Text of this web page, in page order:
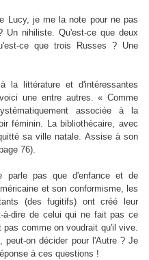
Lucy, je me la note pour ne pas
Un nihiliste. Qu'est-ce que deux
ce que trois Russes ? Une
la littérature et d'intéressantes
une entre autres. « Comme
associée à la
féminin. La bibliothécaire, avec
sa ville natale. Assise à son
76).
parle pas que d'enfance et de
et son conformisme, les
(des fugitifs) ont créé leur
à-dire de celui qui ne fait pas ce
comme on voudrait qu'il vive.
peut-on décider pour l'Autre ? Je
à ces questions !